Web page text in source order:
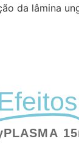
da lâmina